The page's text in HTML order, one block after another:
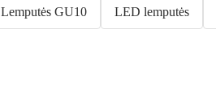
Lemputės GU10 LED lemputės